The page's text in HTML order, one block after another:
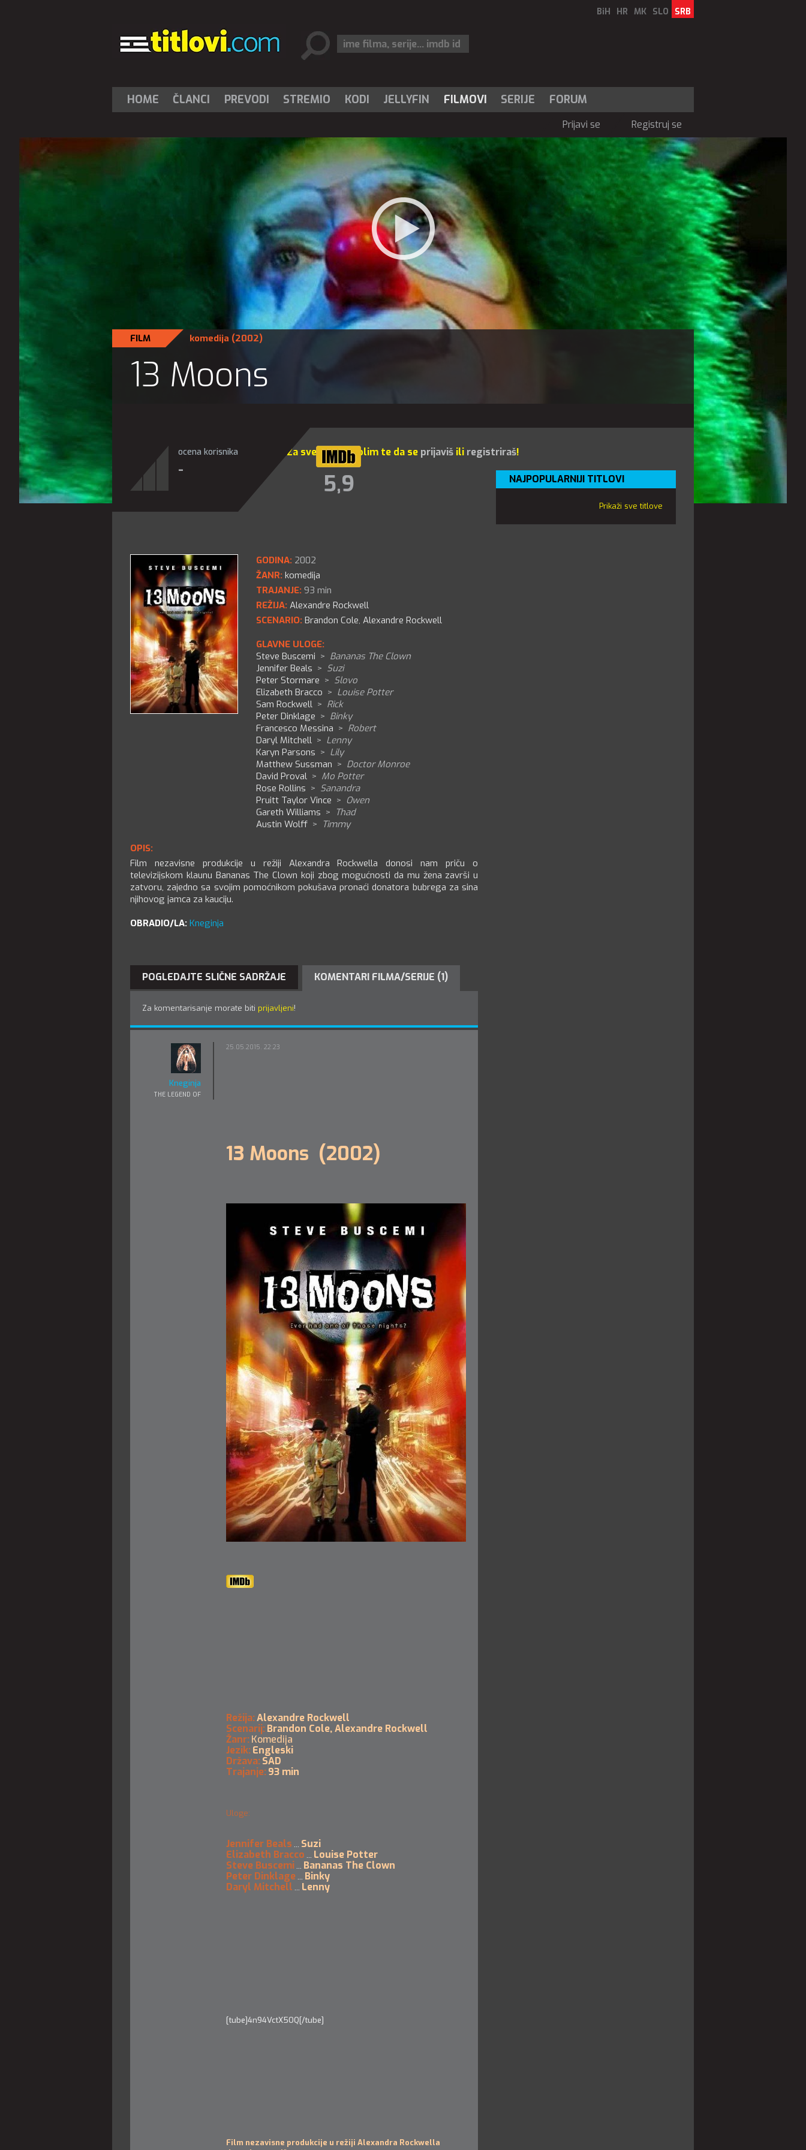
BiH HR MK SLO SRB
HOME ČLANCI PREVODI STREMIO KODI JELLYFIN FILMOVI SERIJE FORUM
Prijavi se Registruj se
FILM komedija (2002)
13 Moons
Za sve opcije molim te da se prijaviš ili registriraš!
ocena korisnika
-
5,9
GODINA: 2002
ŽANR: komedija
TRAJANJE: 93 min
REŽIJA: Alexandre Rockwell
SCENARIO: Brandon Cole, Alexandre Rockwell
GLAVNE ULOGE:
Steve Buscemi > Bananas The Clown
Jennifer Beals > Suzi
Peter Stormare > Slovo
Elizabeth Bracco > Louise Potter
Sam Rockwell > Rick
Peter Dinklage > Binky
Francesco Messina > Robert
Daryl Mitchell > Lenny
Karyn Parsons > Lily
Matthew Sussman > Doctor Monroe
David Proval > Mo Potter
Rose Rollins > Sanandra
Pruitt Taylor Vince > Owen
Gareth Williams > Thad
Austin Wolff > Timmy
OPIS:
Film nezavisne produkcije u režiji Alexandra Rockwella donosi nam priču o
televizijskom klaunu Bananas The Clown koji zbog mogućnosti da mu žena završi u
zatvoru, zajedno sa svojim pomoćnikom pokušava pronaći donatora bubrega za sina
njihovog jamca za kauciju.
OBRADIO/LA: Kneginja
POGLEDAJTE SLIČNE SADRŽAJE KOMENTARI FILMA/SERIJE (1)
Za komentarisanje morate biti prijavljeni!
Kneginja
THE LEGEND OF
25.05.2015. 22:23
13 Moons (2002)
Režija:Alexandre Rockwell
Scenarij:Brandon Cole, Alexandre Rockwell
Žanr:Komedija
Jezik:Engleski
Država:SAD
Trajanje:93 min
Uloge:
Jennifer Beals ... Suzi
Elizabeth Bracco ... Louise Potter
Steve Buscemi... Bananas The Clown
Peter Dinklage... Binky
Daryl Mitchell ... Lenny
[tube]4n94VctX5OQ[/tube]
Film nezavisne produkcije u režiji Alexandra Rockwella
NAJPOPULARNIJI TITLOVI
Prikaži sve titlove